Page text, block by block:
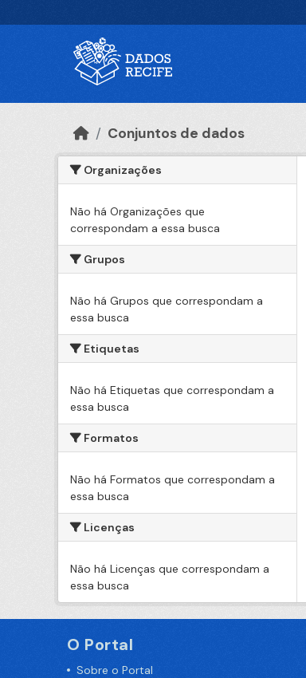
Conjuntos de dados
Organizações
Não há Organizações que
correspondam a essa busca
Grupos
Não há Grupos que correspondam a
essa busca
Etiquetas
Não há Etiquetas que correspondam a
essa busca
Formatos
Não há Formatos que correspondam a
essa busca
Licenças
Não há Licenças que correspondam a
essa busca
O Portal
Sobre o Portal